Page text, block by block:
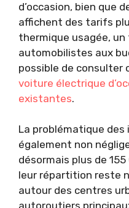
d’occasion, bien que
affichent des tarifs
thermique usagée, un
automobilistes aux
possible de consulter
voiture électrique
existantes.
La problématique
également non
désormais plus de
leur répartition reste
autour des centres